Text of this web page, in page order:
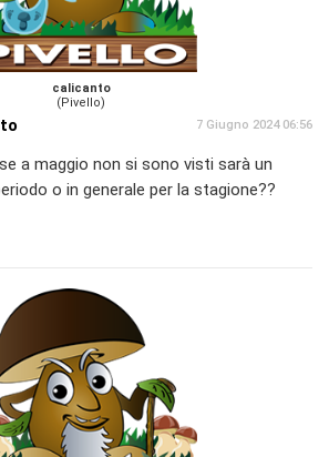
calicanto
(Pivello)
7 Giugno 2024 06:56
a maggio non si sono visti sarà un
o in generale per la stagione??